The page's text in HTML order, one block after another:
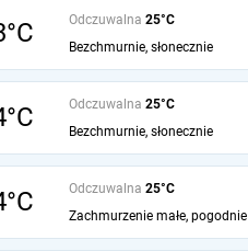
Odczuwalna 25°C
Bezchmurnie, słonecznie
Odczuwalna 25°C
Bezchmurnie, słonecznie
Odczuwalna 25°C
Zachmurzenie małe, pogodnie